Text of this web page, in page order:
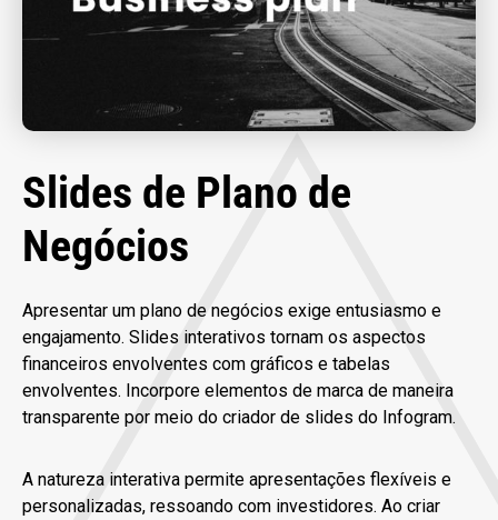
Slides de Plano de
Negócios
Apresentar um plano de negócios exige entusiasmo e
engajamento. Slides interativos tornam os aspectos
financeiros envolventes com gráficos e tabelas
envolventes. Incorpore elementos de marca de maneira
transparente por meio do criador de slides do Infogram.
A natureza interativa permite apresentações flexíveis e
personalizadas, ressoando com investidores. Ao criar